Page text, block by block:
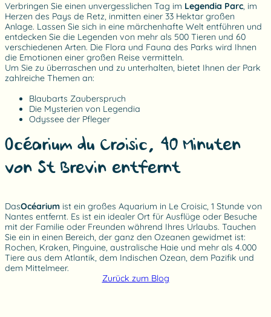
Verbringen Sie einen unvergesslichen Tag im Legendia Parc, im
Herzen des Pays de Retz, inmitten einer 33 Hektar großen
Anlage. Lassen Sie sich in eine märchenhafte Welt entführen und
entdecken Sie die Legenden von mehr als 500 Tieren und 60
verschiedenen Arten. Die Flora und Fauna des Parks wird Ihnen
die Emotionen einer großen Reise vermitteln.
Um Sie zu überraschen und zu unterhalten, bietet Ihnen der Park
zahlreiche Themen an:
Blaubarts Zauberspruch
Die Mysterien von Legendia
Odyssee der Pfleger
Océarium du Croisic, 40 Minuten
von St Brevin entfernt
DasOcéarium ist ein großes Aquarium in Le Croisic, 1 Stunde von
Nantes entfernt. Es ist ein idealer Ort für Ausflüge oder Besuche
mit der Familie oder Freunden während Ihres Urlaubs. Tauchen
Sie ein in einen Bereich, der ganz den Ozeanen gewidmet ist:
Rochen, Kraken, Pinguine, australische Haie und mehr als 4.000
Tiere aus dem Atlantik, dem Indischen Ozean, dem Pazifik und
dem Mittelmeer.
Zurück zum Blog